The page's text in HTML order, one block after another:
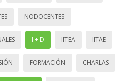
NODOCENTES
I + D IITEA IITAE
FORMACIÓN CHARLAS